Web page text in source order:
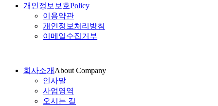
개인정보보호Policy
이용약관
개인정보처리방침
이메일수집거부
회사소개 About Company
인사말
사업영역
오시는 길